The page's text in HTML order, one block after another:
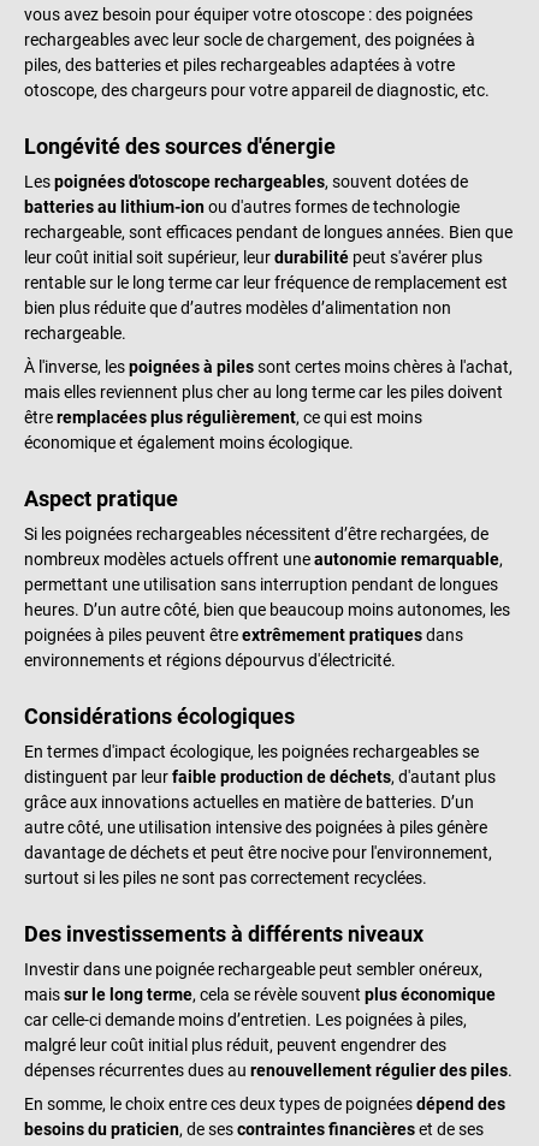
vous avez besoin pour équiper votre otoscope : des poignées
rechargeables avec leur socle de chargement, des poignées à
piles, des batteries et piles rechargeables adaptées à votre
otoscope, des chargeurs pour votre appareil de diagnostic, etc.
Longévité des sources d'énergie
Lespoignées d'otoscope rechargeables, souvent dotées de
batteries au lithium-ionou d'autres formes de technologie
rechargeable, sont efficaces pendant de longues années. Bien que
leur coût initial soit supérieur, leurdurabilité peut s'avérer plus
rentable sur le long terme car leur fréquence de remplacement est
bien plus réduite que d’autres modèles d’alimentation non
rechargeable.
À l'inverse, lespoignées à pilessont certes moins chères à l'achat,
mais elles reviennent plus cher au long terme car les piles doivent
êtreremplacées plus régulièrement, ce qui est moins
économique et également moins écologique.
Aspect pratique
Si les poignées rechargeables nécessitent d’être rechargées, de
nombreux modèles actuels offrent uneautonomie remarquable,
permettant une utilisation sans interruption pendant de longues
heures. D’un autre côté, bien que beaucoup moins autonomes, les
poignées à piles peuvent êtreextrêmement pratiquesdans
environnements et régions dépourvus d'électricité.
Considérations écologiques
En termes d'impact écologique, les poignées rechargeables se
distinguent par leurfaible production de déchets, d'autant plus
grâce aux innovations actuelles en matière de batteries. D’un
autre côté, une utilisation intensive des poignées à piles génère
davantage de déchets et peut être nocive pour l'environnement,
surtout si les piles ne sont pas correctement recyclées.
Des investissements à différents niveaux
Investir dans une poignée rechargeable peut sembler onéreux,
maissur le long terme, cela se révèle souvent plus économique
car celle-ci demande moins d’entretien. Les poignées à piles,
malgré leur coût initial plus réduit, peuvent engendrer des
dépenses récurrentes dues au renouvellement régulier des piles.
En somme, le choix entre ces deux types de poignéesdépend des
besoins du praticien, de sescontraintes financièreset de ses